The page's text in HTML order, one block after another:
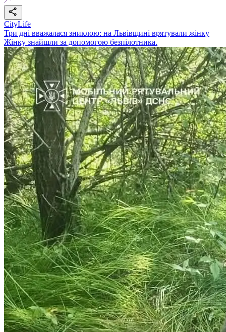
CityLife
Три дні вважалася зниклою: на Львівщині врятували жінку
Жінку знайшли за допомогою безпілотника.